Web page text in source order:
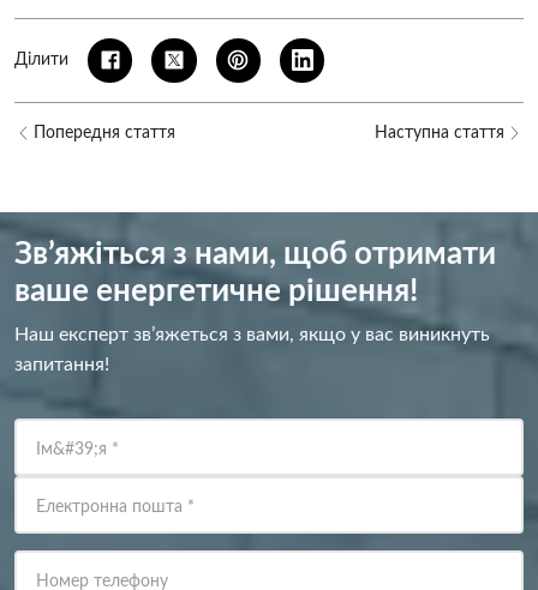
Ділити
Попередня стаття Наступна стаття
Зв’яжіться з нами, щоб отримати
ваше енергетичне рішення!
Наш експерт зв’яжеться з вами, якщо у вас виникнуть
запитання!
Ім&#39;я *
Електронна пошта *
Номер телефону